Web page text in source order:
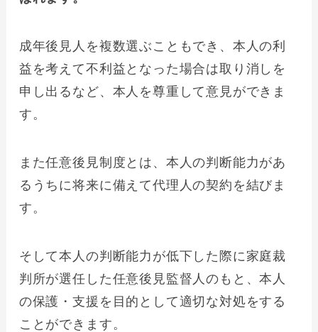
成年後見人を複数選ぶこともでき、本人の利
益を考えて不利益となった場合は取り消しを
申し出るなど、本人を尊重して意見ができま
す。
また任意後見制度とは、本人の判断能力があ
るうちに将来に備えて代理人の契約を結びま
す。
そして本人の判断能力が低下した際に家庭裁
判所が選任した任意後見監督人のもと、本人
の保護・支援を目的として適切な対処をする
ことができます。